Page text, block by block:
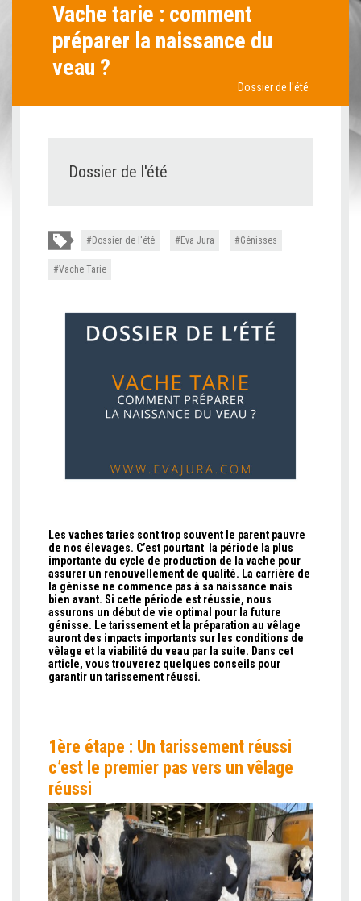
Vache tarie : comment
préparer la naissance du
veau ?
Dossier de l'été
Dossier de l'été
Dossier de l'été Eva Jura Génisses
Vache Tarie
Les vaches taries sont trop souvent le parent pauvre
de nos élevages. C’est pourtant la période la plus
importante du cycle de production de la vache pour
assurer un renouvellement de qualité. La carrière de
la génisse ne commence pas à sa naissance mais
bien avant. Si cette période est réussie, nous
assurons un début de vie optimal pour la future
génisse. Le tarissement et la préparation au vêlage
auront des impacts importants sur les conditions de
vêlage et la viabilité du veau par la suite. Dans cet
article, vous trouverez quelques conseils pour
garantir un tarissement réussi.
1ère étape : Un tarissement réussi
c’est le premier pas vers un vêlage
réussi